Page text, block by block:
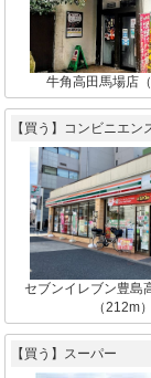
牛角高田馬場店
【買う】コンビニエン
セブンイレブン豊島
（212m）
【買う】スーパー